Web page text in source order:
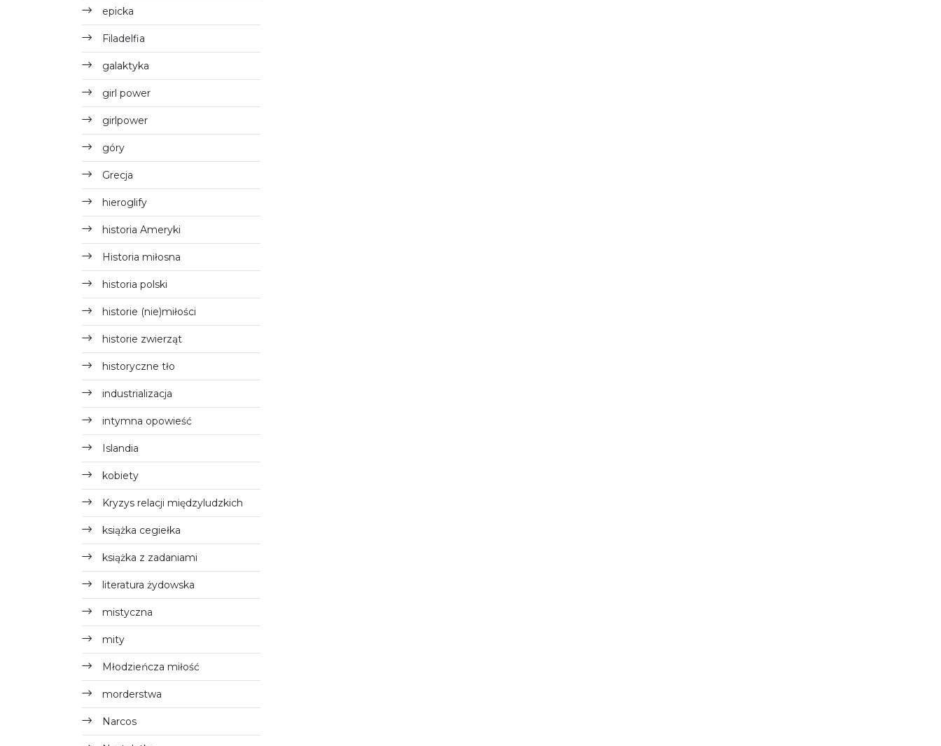
epicka
Filadelfia
galaktyka
girl power
girlpower
góry
Grecja
hieroglify
historia Ameryki
Historia miłosna
historia polski
historie (nie)miłości
historie zwierząt
historyczne tło
industrializacja
intymna opowieść
Islandia
kobiety
Kryzys relacji międzyludzkich
książka cegiełka
książka z zadaniami
literatura żydowska
mistyczna
mity
Młodzieńcza miłość
morderstwa
Narcos